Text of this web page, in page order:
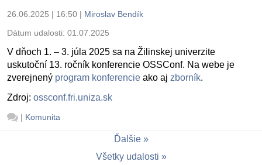
26.06.2025 | 16:50 | Miroslav Bendík
Dátum udalosti: 01.07.2025
V dňoch 1. – 3. júla 2025 sa na Žilinskej univerzite
uskutoční 13. ročník konferencie OSSConf. Na webe je
zverejnený program konferencie ako aj zborník.
Zdroj: ossconf.fri.uniza.sk
| Komunita
Ďalšie
Všetky udalosti